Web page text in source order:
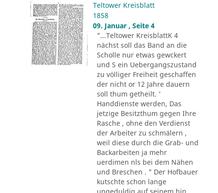
Teltower Kreisblatt
1858
09. Januar , Seite 4
"...Teltower KreisblattK 4
nächst soll das Band an die
Scholle nur etwas gewckert
und S ein Uebergangszustand
zu völliger Freiheit geschaffen
der nicht or 12 Jahre dauern
soll thum getheilt. '
Handdienste werden, Das
jetzige Besitzthum gegen Ihre
Rasche , ohne den Verdienst
der Arbeiter zu schmälern ,
weil diese durch die Grab- und
Backarbeiten ja mehr
uerdimen nls bei dem Nähen
und Breschen . " Der Hofbauer
kutschte schon lange